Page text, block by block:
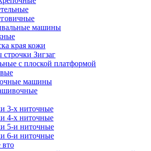
машины
края кожи
Зигзаг
с плоской платформой
машины
3-х ниточные
4-х ниточные
5-и ниточные
6-и ниточные
вто